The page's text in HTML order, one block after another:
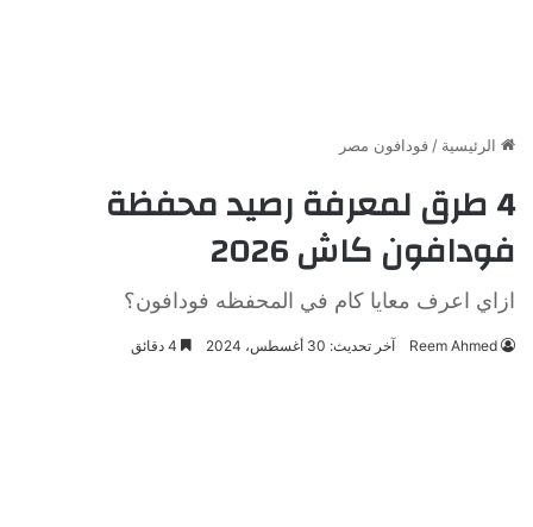
الرئيسية / فودافون مصر
4 طرق لمعرفة رصيد محفظة
فودافون كاش 2026
ازاي اعرف معايا كام في المحفظه فودافون؟
Reem Ahmed آخر تحديث: 30 أغسطس، 2024